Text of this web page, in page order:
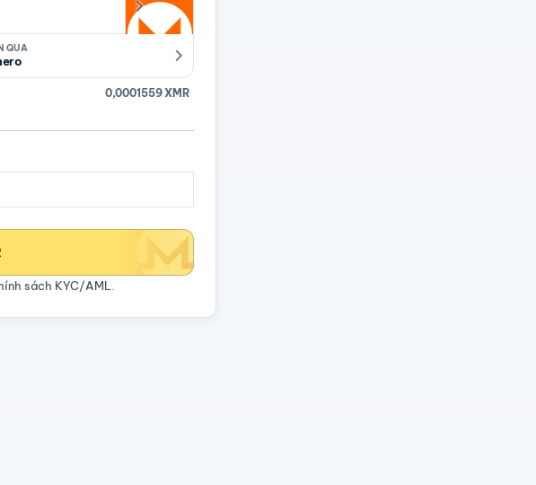
QUA
0,0001559 XMR
sách KYC/AML